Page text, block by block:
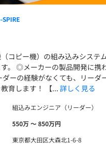
コピー機）の組み込みシステ
。 ◎メーカーの製品開発に携
ーの経験がなくても、リーダ
育します！ 【... 詳しく見る
組込みエンジニア（リーダー）
550万 〜 850万円
東京都大田区大森北1-6-8